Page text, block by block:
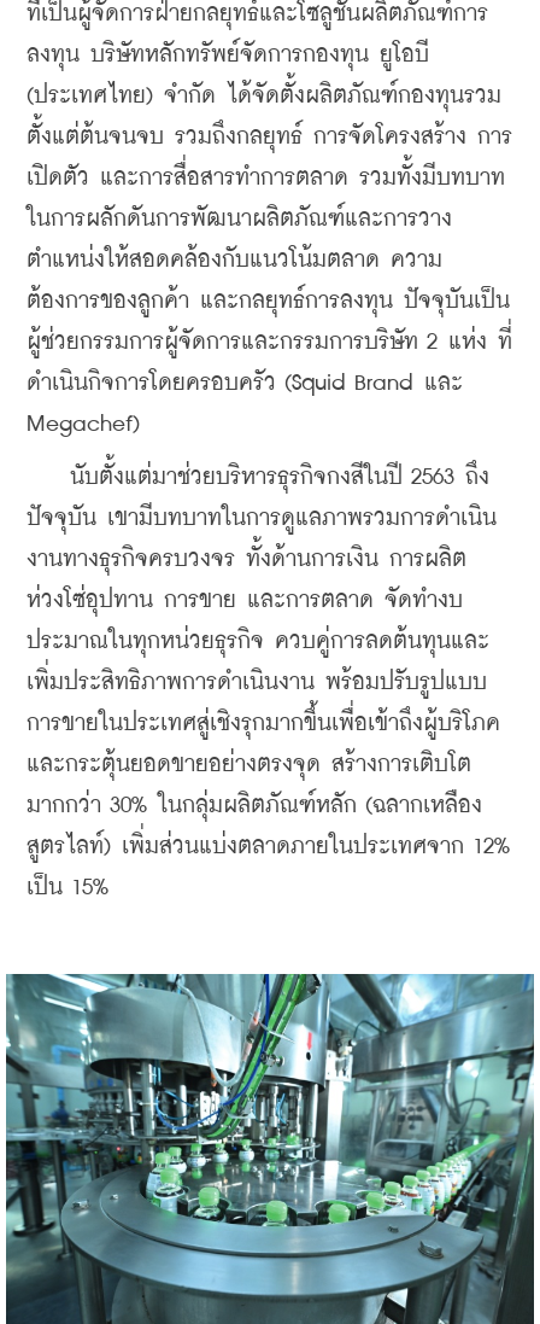
ที่เป็นผู้จัดการฝ่ายกลยุทธ์และโซลูชันผลิตภัณฑ์การ
ลงทุน บริษัทหลักทรัพย์จัดการกองทุน ยูโอบี
(ประเทศไทย) จำกัด ได้จัดตั้งผลิตภัณฑ์กองทุนรวม
ตั้งแต่ต้นจนจบ รวมถึงกลยุทธ์ การจัดโครงสร้าง การ
เปิดตัว และการสื่อสารทำการตลาด รวมทั้งมีบทบาท
ในการผลักดันการพัฒนาผลิตภัณฑ์และการวาง
ตำแหน่งให้สอดคล้องกับแนวโน้มตลาด ความ
ต้องการของลูกค้า และกลยุทธ์การลงทุน ปัจจุบันเป็น
ผู้ช่วยกรรมการผู้จัดการและกรรมการบริษัท 2 แห่ง ที่
ดำเนินกิจการโดยครอบครัว (Squid Brand และ
Megachef)
นับตั้งแต่มาช่วยบริหารธุรกิจกงสีในปี 2563 ถึง
ปัจจุบัน เขามีบทบาทในการดูแลภาพรวมการดำเนิน
งานทางธุรกิจครบวงจร ทั้งด้านการเงิน การผลิต
ห่วงโซ่อุปทาน การขาย และการตลาด จัดทำงบ
ประมาณในทุกหน่วยธุรกิจ ควบคู่การลดต้นทุนและ
เพิ่มประสิทธิภาพการดำเนินงาน พร้อมปรับรูปแบบ
การขายในประเทศสู่เชิงรุกมากขึ้นเพื่อเข้าถึงผู้บริโภค
และกระตุ้นยอดขายอย่างตรงจุด สร้างการเติบโต
มากกว่า 30% ในกลุ่มผลิตภัณฑ์หลัก (ฉลากเหลือง
สูตรไลท์) เพิ่มส่วนแบ่งตลาดภายในประเทศจาก 12%
เป็น 15%